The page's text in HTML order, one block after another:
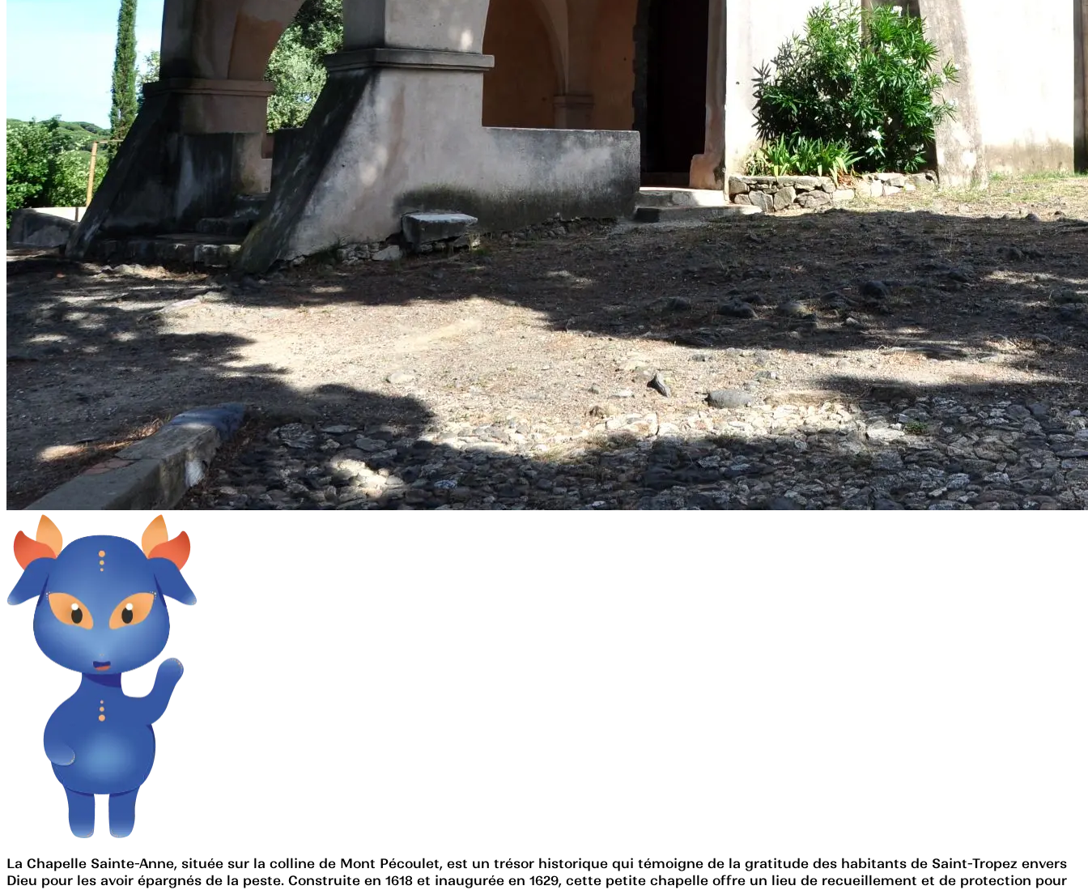
La Chapelle Sainte-Anne, située sur la colline de Mont Pécoulet, est un trésor historique qui témoigne de la gratitude des habitants de Saint-Tropez envers
Dieu pour les avoir épargnés de la peste. Construite en 1618 et inaugurée en 1629, cette petite chapelle offre un lieu de recueillement et de protection pour